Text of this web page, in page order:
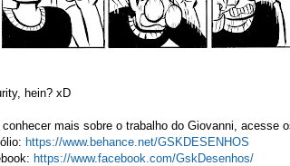
hein? xD
conhecer mais sobre o trabalho do Giovanni, acesse
https://www.behance.net/GSKDESENHOS
https://www.facebook.com/GskDesenhos/